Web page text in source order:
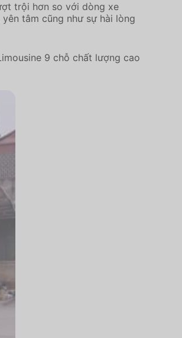
trội hơn so với dòng xe
tâm cũng như sự hài lòng
9 chỗ chất lượng cao